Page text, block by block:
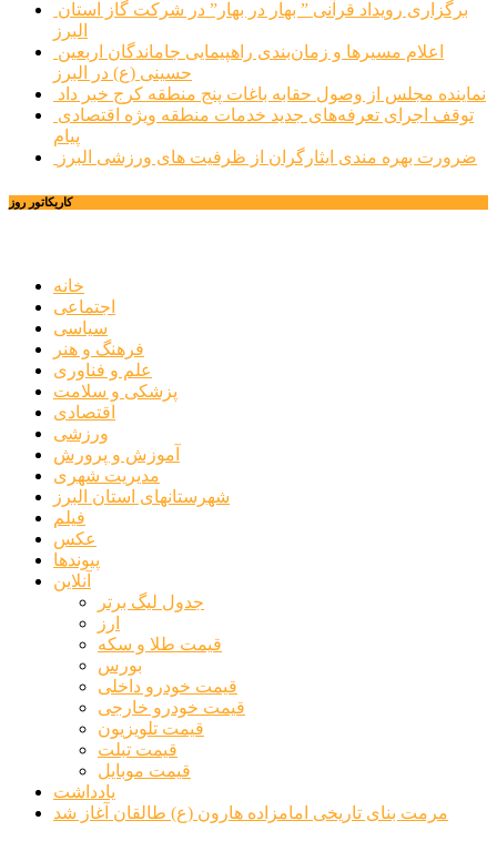
البرز
حسینی (ع) در البرز
نماینده مجلس از وصول حقابه باغات پنج منطقه کرج خبر داد
پیام
ضرورت بهره مندی ایثارگران از ظرفیت های ورزشی البرز
کاریکاتور روز
خانه
اجتماعی
سیاسی
فرهنگ و هنر
علم و فناوری
پزشکی و سلامت
اقتصادی
ورزشی
آموزش و پرورش
مدیریت شهری
شهرستانهای استان البرز
فیلم
عکس
پیوندها
آنلاین
جدول لیگ برتر
ارز
قیمت طلا و سکه
بورس
قیمت خودرو داخلی
قیمت خودرو خارجی
قیمت تلویزیون
قیمت تبلت
قیمت موبایل
یادداشت
مرمت بنای تاریخی امامزاده هارون (ع) طالقان آغاز شد